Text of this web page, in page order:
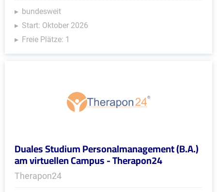
bundesweit
Start: Oktober 2026
Freie Plätze: 1
Duales Studium Personalmanagement (B.A.)
am virtuellen Campus - Therapon24
Therapon24